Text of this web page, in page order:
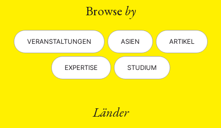
Browse by
VERANSTALTUNGEN ASIEN ARTIKEL
EXPERTISE STUDIUM
Länder